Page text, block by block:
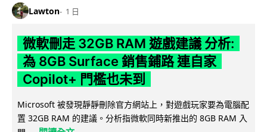
Lawton 1 日
微軟刪走 32GB RAM 遊戲建議 分析:
為 8GB Surface 銷售鋪路 連自家
Copilot+ 門檻也未到
Microsoft 被發現靜靜刪除官方網站上，對遊戲玩家要為電腦配
置 32GB RAM 的建議。分析指微軟同時新推出的 8GB RAM 入